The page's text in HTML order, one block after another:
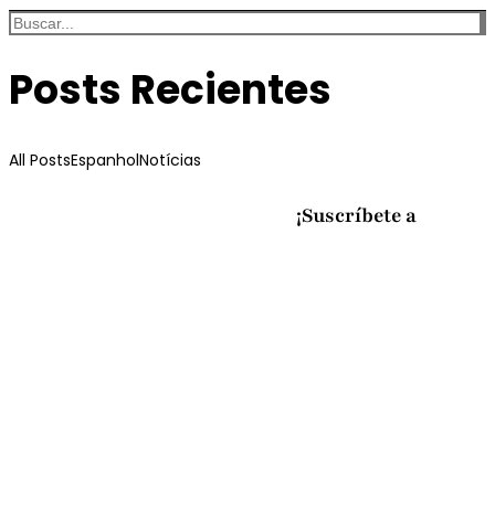
Posts Recientes
All PostsEspanholNotícias
¡Suscríbete a